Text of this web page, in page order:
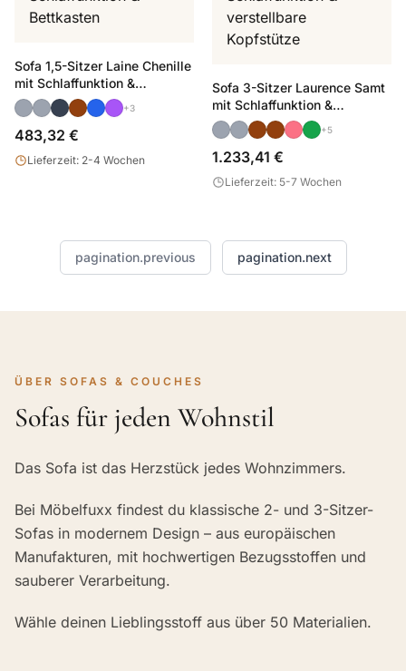
Sofa 1,5-Sitzer Laine Chenille
mit Schlaffunktion &
Bettkasten
+3
483,32 €
Lieferzeit: 2-4 Wochen
Sofa 3-Sitzer Laurence Samt
mit Schlaffunktion &
verstellbare Kopfstütze
+5
1.233,41 €
Lieferzeit: 5-7 Wochen
pagination.previous pagination.next
ÜBER SOFAS & COUCHES
Sofas für jeden Wohnstil
Das Sofa ist das Herzstück jedes Wohnzimmers.
Bei Möbelfuxx findest du klassische 2- und 3-Sitzer-
Sofas in modernem Design – aus europäischen
Manufakturen, mit hochwertigen Bezugsstoffen und
sauberer Verarbeitung.
Wähle deinen Lieblingsstoff aus über 50 Materialien.